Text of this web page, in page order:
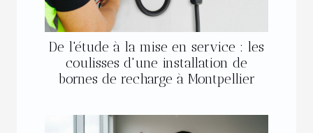
De l'étude à la mise en service : les
coulisses d'une installation de
bornes de recharge à Montpellier